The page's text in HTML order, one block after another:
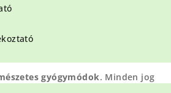
gyógymódok. Minden jog
fenntartva.